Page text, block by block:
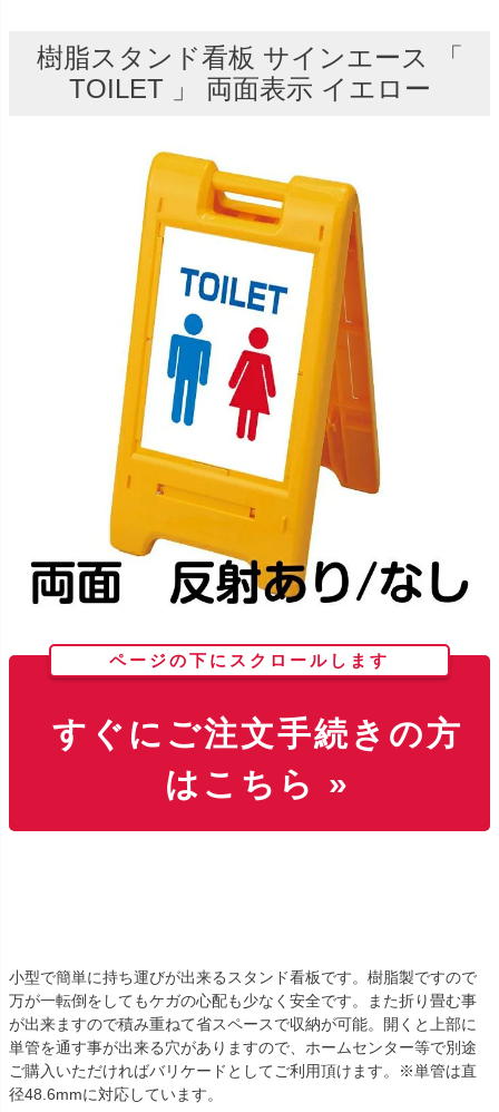
樹脂スタンド看板 サインエース 「
TOILET 」 両面表示 イエロー
ページの下にスクロールします
すぐにご注文手続きの方
はこちら »
小型で簡単に持ち運びが出来るスタンド看板です。樹脂製ですので
万が一転倒をしてもケガの心配も少なく安全です。また折り畳む事
が出来ますので積み重ねて省スペースで収納が可能。開くと上部に
単管を通す事が出来る穴がありますので、ホームセンター等で別途
ご購入いただければバリケードとしてご利用頂けます。※単管は直
径48.6mmに対応しています。